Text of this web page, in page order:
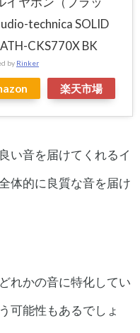
technica SOLID
ATH-CKS770X BK
by Rinker
楽天市場
い音を届けてくれるイ
体的に良質な音を届け
れかの音に特化してい
可能性もあるでしょ